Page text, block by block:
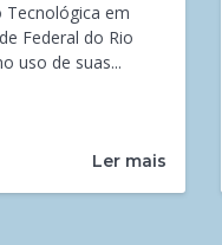
em
Federal do Rio
uso de suas...
Ler mais